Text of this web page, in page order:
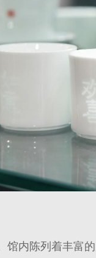
馆内陈列着丰富